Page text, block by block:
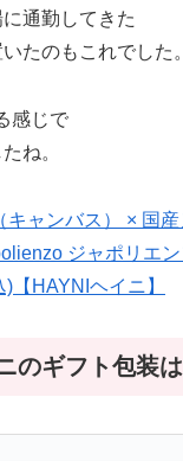
通勤してきた
たのもこれでした。
感じで
ね。
キャンバス） × 国
ジャポリエ
【HAYNIヘイニ】
のギフト包装